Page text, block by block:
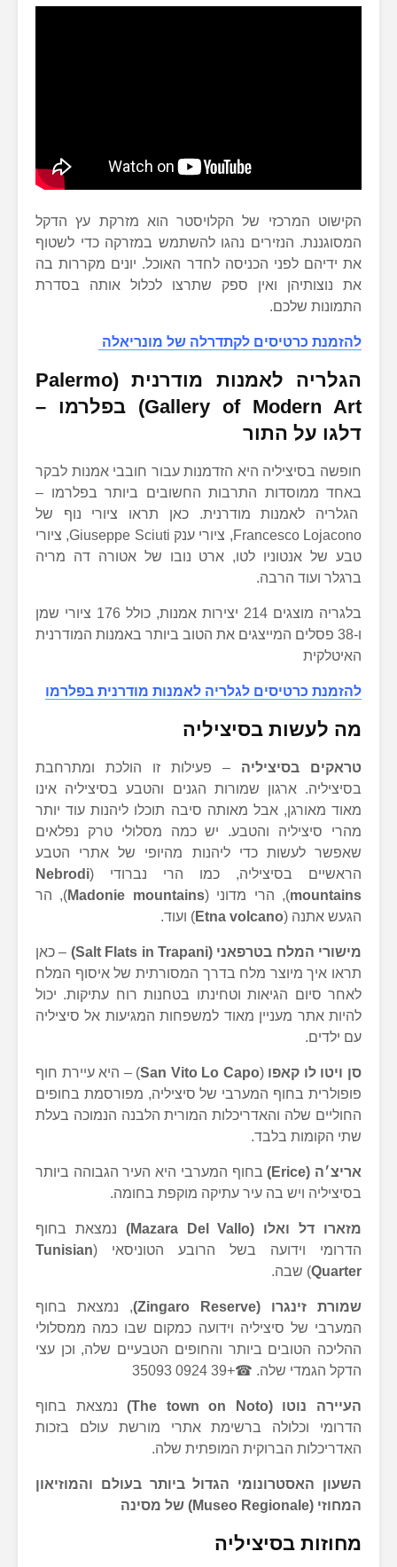
הקישוט המרכזי של הקלויסטר הוא מזרקת עץ הדקל
המסוגננת. הנזירים נהגו להשתמש במזרקה כדי לשטוף
את ידיהם לפני הכניסה לחדר האוכל. יונים מקררות בה
את נוצותיהן ואין ספק שתרצו לכלול אותה בסדרת
התמונות שלכם.
להזמנת כרטיסים לקתדרלה של מונריאלה
הגלריה לאמנות מודרנית (Palermo
Gallery of Modern Art) בפלרמו –
דלגו על התור
חופשה בסיציליה היא הזדמנות עבור חובבי אמנות לבקר
באחד ממוסדות התרבות החשובים ביותר בפלרמו –
הגלריה לאמנות מודרנית. כאן תראו ציורי נוף של
Francesco Lojacono, ציורי ענק Giuseppe Sciuti, ציורי
טבע של אנטוניו לטו, ארט נובו של אטורה דה מריה
ברגלר ועוד הרבה.
בלגריה מוצגים 214 יצירות אמנות, כולל 176 ציורי שמן
ו-38 פסלים המייצגים את הטוב ביותר באמנות המודרנית
האיטלקית
להזמנת כרטיסים לגלריה לאמנות מודרנית בפלרמו
מה לעשות בסיציליה
טראקים בסיציליה – פעילות זו הולכת ומתרחבת
בסיציליה. ארגון שמורות הגנים והטבע בסיציליה אינו
מאוד מאורגן, אבל מאותה סיבה תוכלו ליהנות עוד יותר
מהרי סיציליה והטבע. יש כמה מסלולי טרק נפלאים
שאפשר לעשות כדי ליהנות מהיופי של אתרי הטבע
הראשיים בסיציליה, כמו הרי נברודי (Nebrodi
mountains), הרי מדוני (Madonie mountains), הר
הגעש אתנה (Etna volcano) ועוד.
מישורי המלח בטרפאני (Salt Flats in Trapani
) – כאן
תראו איך מיוצר מלח בדרך המסורתית של איסוף המלח
לאחר סיום הגיאות וטחינתו בטחנות רוח עתיקות. יכול
להיות אתר מעניין מאוד למשפחות המגיעות אל סיציליה
עם ילדים.
סן ויטו לו קאפו (
San Vito Lo Capo) – היא עיירת חוף
פופולרית בחוף המערבי של סיציליה, מפורסמת בחופים
החוליים שלה והאדריכלות המורית הלבנה הנמוכה בעלת
שתי הקומות בלבד.
אריצ׳ה (Erice
)בחוף המערבי היא העיר הגבוהה ביותר
בסיציליה ויש בה עיר עתיקה מוקפת בחומה.
מזארו דל ואלו (Mazara Del Vallo
) נמצאת בחוף
הדרומי וידועה בשל הרובע הטוניסאי (Tunisian
Quarter) שבה.
שמורת זינגרו (Zingaro Reserve
), נמצאת בחוף
המערבי של סיציליה וידועה כמקום שבו כמה ממסלולי
ההליכה הטובים ביותר והחופים הטבעיים שלה, וכן עצי
הדקל הגמדי שלה. ☎+39 0924 35093
העיירה נוטו (The town on Noto
)נמצאת בחוף
הדרומי וכלולה ברשימת אתרי מורשת עולם בזכות
האדריכלות הברוקית המופתית שלה.
השעון האסטרונומי הגדול ביותר בעולם והמוזיאון
המחוזי (Museo Regionale) של מסינה
מחוזות בסיציליה